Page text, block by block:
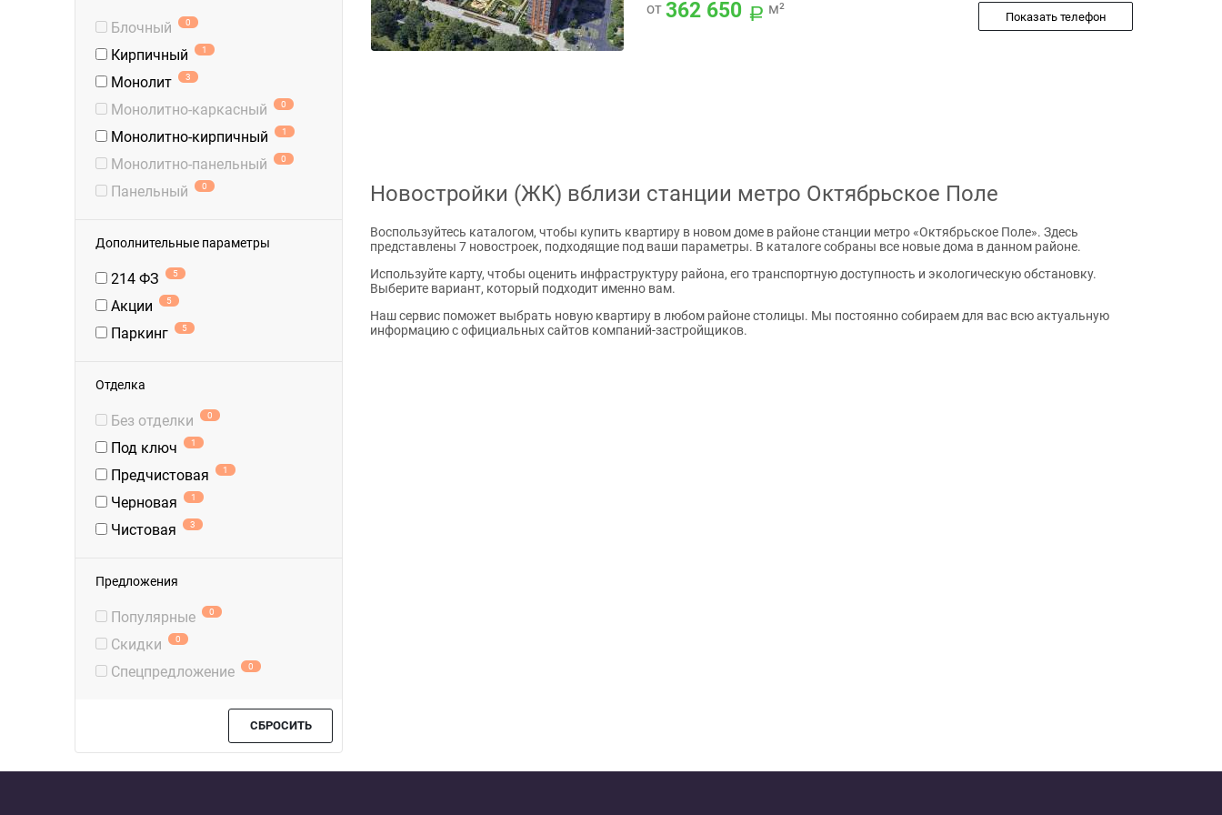
Блочный 0
Кирпичный 1
Монолит 3
Монолитно-каркасный 0
Монолитно-кирпичный 1
Монолитно-панельный 0
Панельный 0
Дополнительные параметры
214 ФЗ 5
Акции 5
Паркинг 5
Отделка
Без отделки 0
Под ключ 1
Предчистовая 1
Черновая 1
Чистовая 3
Предложения
Популярные 0
Скидки 0
Спецпредложение 0
СБРОСИТЬ
от 362 650 м² Показать телефон
Новостройки (ЖК) вблизи станции метро Октябрьское Поле
Воспользуйтесь каталогом, чтобы купить квартиру в новом доме в районе станции метро «Октябрьское Поле». Здесь
представлены 7 новостроек, подходящие под ваши параметры. В каталоге собраны все новые дома в данном районе.
Используйте карту, чтобы оценить инфраструктуру района, его транспортную доступность и экологическую обстановку.
Выберите вариант, который подходит именно вам.
Наш сервис поможет выбрать новую квартиру в любом районе столицы. Мы постоянно собираем для вас всю актуальную
информацию с официальных сайтов компаний-застройщиков.